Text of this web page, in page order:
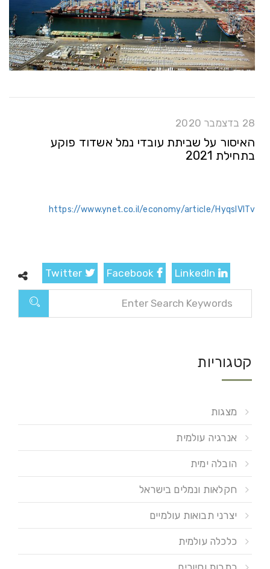
28 בדצמבר 2020
האיסור על שביתת עובדי נמל אשדוד פוקע
בתחילת 2021
https://www.ynet.co.il/economy/article/HyqsIVITv
קטגוריות
מצגות
אנרגיה עולמית
הובלה ימית
חקלאות ונמלים בישראל
יצרני תבואות עולמיים
כלכלה עולמית